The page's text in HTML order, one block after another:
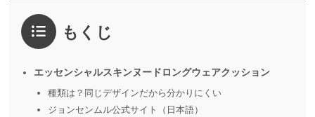
もくじ
エッセンシャルスキンヌードロングウェアクッション
種類は？同じデザインだから分かりにくい
ジョンセンムル公式サイト（日本語）